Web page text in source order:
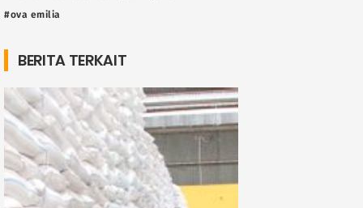
#ova emilia
BERITA TERKAIT